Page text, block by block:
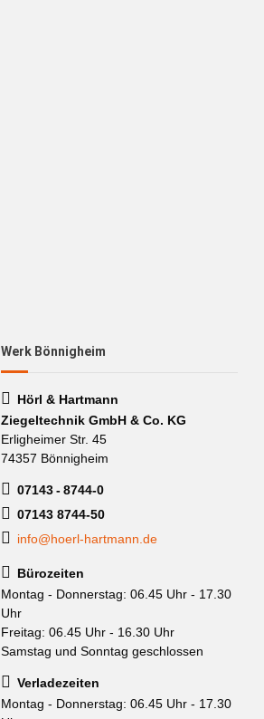
Werk Bönnigheim
Hörl & Hartmann
Ziegeltechnik GmbH & Co. KG
Erligheimer Str. 45
74357 Bönnigheim
07143 - 8744-0
07143 8744-50
info@hoerl-hartmann.de
Bürozeiten
Montag - Donnerstag: 06.45 Uhr - 17.30
Uhr
Freitag: 06.45 Uhr - 16.30 Uhr
Samstag und Sonntag geschlossen
Verladezeiten
Montag - Donnerstag: 06.45 Uhr - 17.30